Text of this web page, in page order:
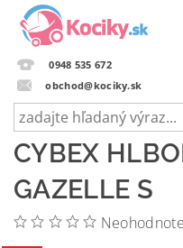
0948 535 672
obchod@kociky.sk
CYBEX
GAZELLE S